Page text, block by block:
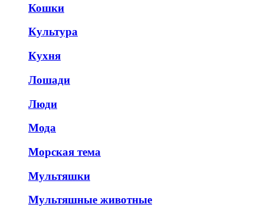
Кошки
Культура
Кухня
Лошади
Люди
Мода
Морская тема
Мультяшки
Мультяшные животные